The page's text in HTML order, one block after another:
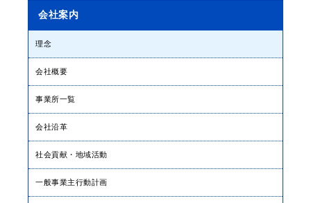
会社案内
理念
会社概要
事業所一覧
会社沿革
社会貢献・地域活動
一般事業主行動計画